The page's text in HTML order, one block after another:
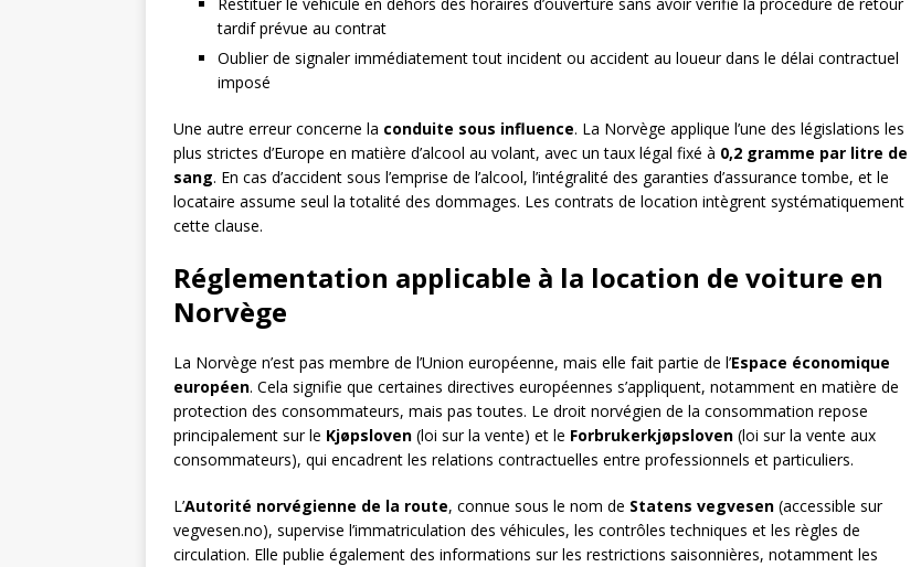
tardif prévue au contrat
Oublier de signaler immédiatement tout incident ou accident au loueur dans le délai contractuel
imposé
Une autre erreur concerne la conduite sous influence. La Norvège applique l’une des législations les
plus strictes d’Europe en matière d’alcool au volant, avec un taux légal fixé à 0,2 gramme par litre de
sang. En cas d’accident sous l’emprise de l’alcool, l’intégralité des garanties d’assurance tombe, et le
locataire assume seul la totalité des dommages. Les contrats de location intègrent systématiquement
cette clause.
Réglementation applicable à la location de voiture en
Norvège
La Norvège n’est pas membre de l’Union européenne, mais elle fait partie de l’Espace économique
européen. Cela signifie que certaines directives européennes s’appliquent, notamment en matière de
protection des consommateurs, mais pas toutes. Le droit norvégien de la consommation repose
principalement sur le Kjøpsloven (loi sur la vente) et le Forbrukerkjøpsloven (loi sur la vente aux
consommateurs), qui encadrent les relations contractuelles entre professionnels et particuliers.
L’Autorité norvégienne de la route, connue sous le nom de Statens vegvesen (accessible sur
vegvesen.no), supervise l’immatriculation des véhicules, les contrôles techniques et les règles de
circulation. Elle publie également des informations sur les restrictions saisonnières, notamment les